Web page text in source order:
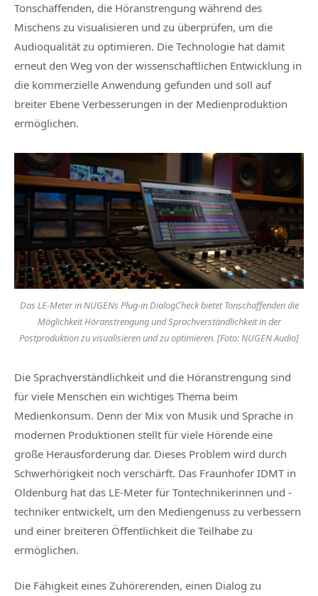
Tonschaffenden, die Höranstrengung während des
Mischens zu visualisieren und zu überprüfen, um die
Audioqualität zu optimieren. Die Technologie hat damit
erneut den Weg von der wissenschaftlichen Entwicklung in
die kommerzielle Anwendung gefunden und soll auf
breiter Ebene Verbesserungen in der Medienproduktion
ermöglichen.
Das LE-Meter in NUGENs Plug-in DialogCheck bietet Tonschaffenden die
Möglichkeit Höranstrengung und Sprachverständlichkeit in der
Postproduktion zu visualisieren und zu optimieren. [Foto: NUGEN Audio]
Die Sprachverständlichkeit und die Höranstrengung sind
für viele Menschen ein wichtiges Thema beim
Medienkonsum. Denn der Mix von Musik und Sprache in
modernen Produktionen stellt für viele Hörende eine
große Herausforderung dar. Dieses Problem wird durch
Schwerhörigkeit noch verschärft. Das Fraunhofer IDMT in
Oldenburg hat das LE-Meter für Tontechnikerinnen und -
techniker entwickelt, um den Mediengenuss zu verbessern
und einer breiteren Öffentlichkeit die Teilhabe zu
ermöglichen.
Die Fähigkeit eines Zuhörerenden, einen Dialog zu